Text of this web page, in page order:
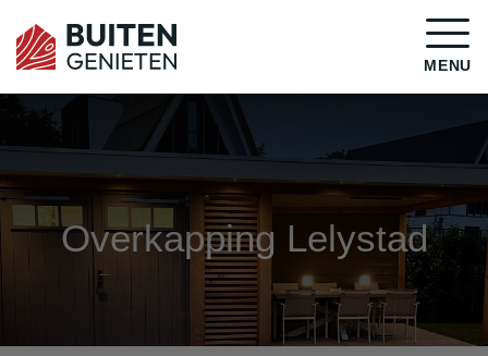
MENU
Overkapping Lelystad